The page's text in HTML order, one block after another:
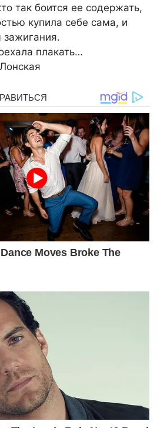
так боится ее содержать,
купила себе сама, и
зажигания.
плакать…